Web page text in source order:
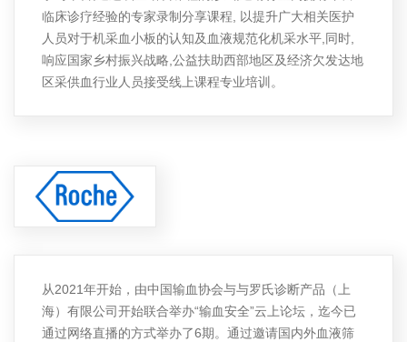
临床诊疗经验的专家录制分享课程, 以提升广大相关医护
人员对于机采血小板的认知及血液规范化机采水平,同时,
响应国家乡村振兴战略,公益扶助西部地区及经济欠发达地
区采供血行业人员接受线上课程专业培训。
从2021年开始，由中国输血协会与与罗氏诊断产品（上
海）有限公司开始联合举办“输血安全”云上论坛，迄今已
通过网络直播的方式举办了6期。通过邀请国内外血液筛